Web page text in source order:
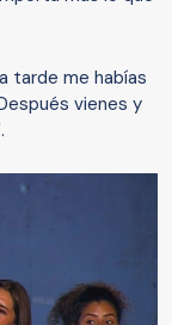
tarde me habías
vienes y